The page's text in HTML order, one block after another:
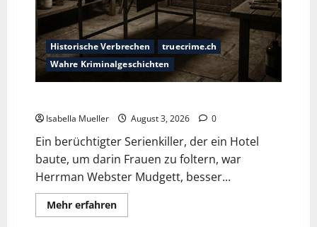
Historische Verbrechen
truecrime.ch
Wahre Kriminalgeschichten
Isabella Mueller August 3, 2026 0
Ein berüchtigter Serienkiller, der ein Hotel
baute, um darin Frauen zu foltern, war
Herrman Webster Mudgett, besser...
Mehr erfahren